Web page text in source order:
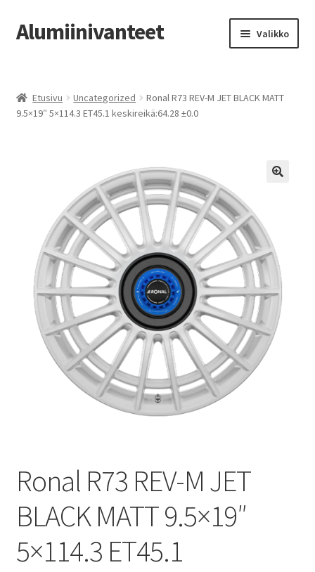
Siirry
navigointiin
Siirry
sisältöön
Alumiinivanteet Valikko
Kauppa
Vanteiden osto-opas
Auton renkaat
Yhteystiedot
Etusivu Uncategorized
Ronal R73 REV-M JET BLACK MATT
9.5×19″ 5×114.3 ET45.1 keskireikä:64.28 ±0.0
Ronal R73 REV-M JET
BLACK MATT 9.5×19″
5×114.3 ET45.1